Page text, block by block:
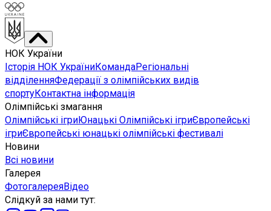
НОК України
Історія НОК УкраїниКомандаРегіональні
відділенняФедерації з олімпійських видів
спортуКонтактна інформація
Олімпійські змагання
Олімпійські ігриЮнацькі Олімпійські ігриЄвропейські
ігриЄвропейські юнацькі олімпійські фестивалі
Новини
Всі новини
Галерея
ФотогалереяВідео
Слідкуй за нами тут: